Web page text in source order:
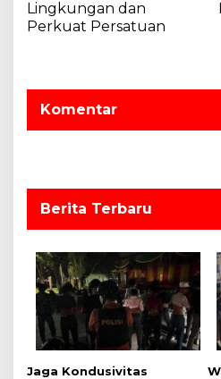
g
i
p
Lingkungan dan
Perkuat Persatuan
Komentar
Berita Terbaru
Jaga Kondusivitas